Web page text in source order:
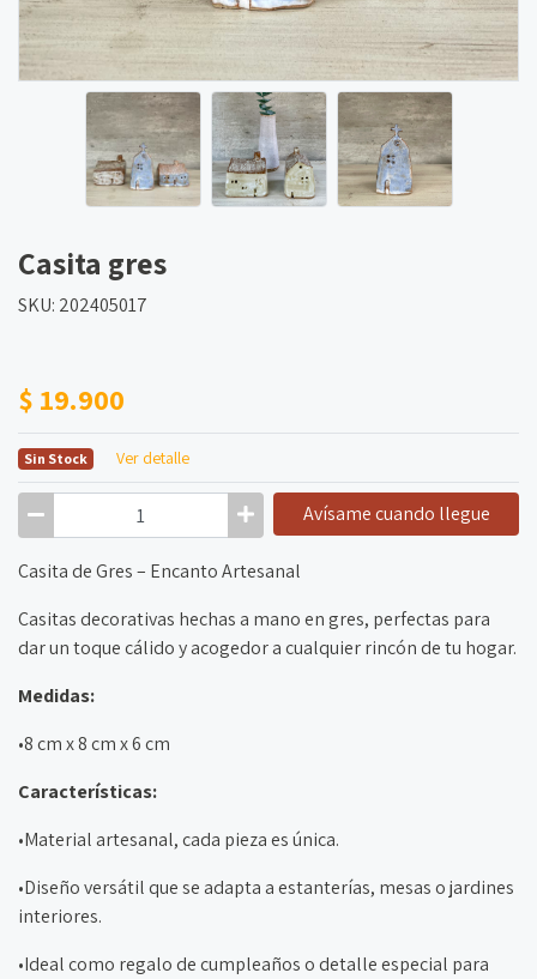
Casita gres
SKU: 202405017
$ 19.900
Sin Stock Ver detalle
Avísame cuando llegue
Casita de Gres – Encanto Artesanal
Casitas decorativas hechas a mano en gres, perfectas para
dar un toque cálido y acogedor a cualquier rincón de tu hogar.
Medidas:
•8 cm x 8 cm x 6 cm
Características:
•Material artesanal, cada pieza es única.
•Diseño versátil que se adapta a estanterías, mesas o jardines
interiores.
•Ideal como regalo de cumpleaños o detalle especial para